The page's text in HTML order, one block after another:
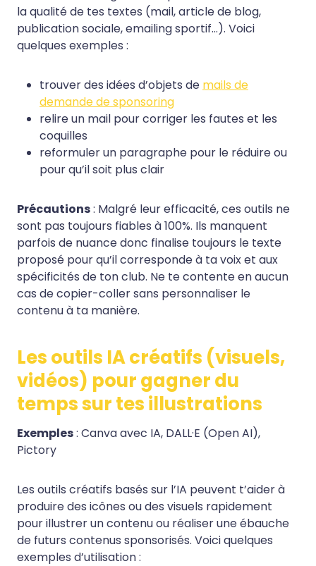
la qualité de tes textes (mail, article de blog,
publication sociale, emailing sportif…). Voici
quelques exemples :
trouver des idées d’objets de mails de
demande de sponsoring
relire un mail pour corriger les fautes et les
coquilles
reformuler un paragraphe pour le réduire ou
pour qu’il soit plus clair
Précautions: Malgré leur efficacité, ces outils ne
sont pas toujours fiables à 100%. Ils manquent
parfois de nuance donc finalise toujours le texte
proposé pour qu’il corresponde à ta voix et aux
spécificités de ton club. Ne te contente en aucun
cas de copier-coller sans personnaliser le
contenu à ta manière.
Les outils IA créatifs (visuels,
vidéos) pour gagner du
temps sur tes illustrations
Exemples: Canva avec IA, DALL·E (Open AI),
Pictory
Les outils créatifs basés sur l’IA peuvent t’aider à
produire des icônes ou des visuels rapidement
pour illustrer un contenu ou réaliser une ébauche
de futurs contenus sponsorisés. Voici quelques
exemples d’utilisation :